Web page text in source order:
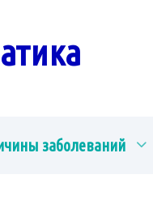
заболеваний